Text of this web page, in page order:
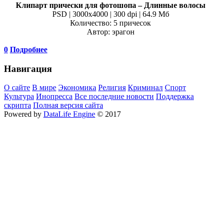
Клипарт прически для фотошопа – Длинные волосы
PSD | 3000x4000 | 300 dpi | 64.9 Мб
Количество: 5 причесок
Автор: эрагон
0 Подробнее
Навигация
О сайте В мире Экономика Религия Криминал Спорт
Культура Инопресса Все последние новости Поддержка
скрипта Полная версия сайта
Powered by DataLife Engine © 2017